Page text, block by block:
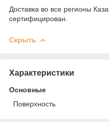
Доставка во все регионы
сертифицирован.
Скрыть
Характеристики
Основные
Поверхность